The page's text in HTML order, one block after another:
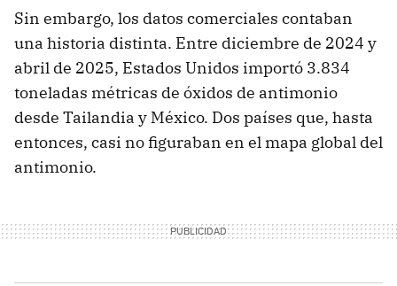
Sin embargo, los datos comerciales contaban
una historia distinta. Entre diciembre de 2024 y
abril de 2025, Estados Unidos importó 3.834
toneladas métricas de óxidos de antimonio
desde Tailandia y México. Dos países que, hasta
entonces, casi no figuraban en el mapa global del
antimonio.